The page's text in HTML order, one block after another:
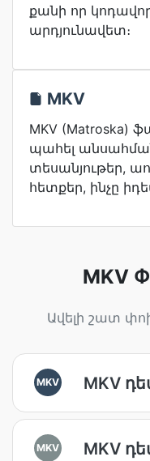
քանի որ
արդյունավետ։
MKV
MKV (Matroska)
պահել
տեսանյութեր,
հետքեր, ինչը
MKV
Ավելի շատ
MKV MKV
MKV MKV